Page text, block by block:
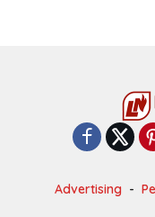
Advertising